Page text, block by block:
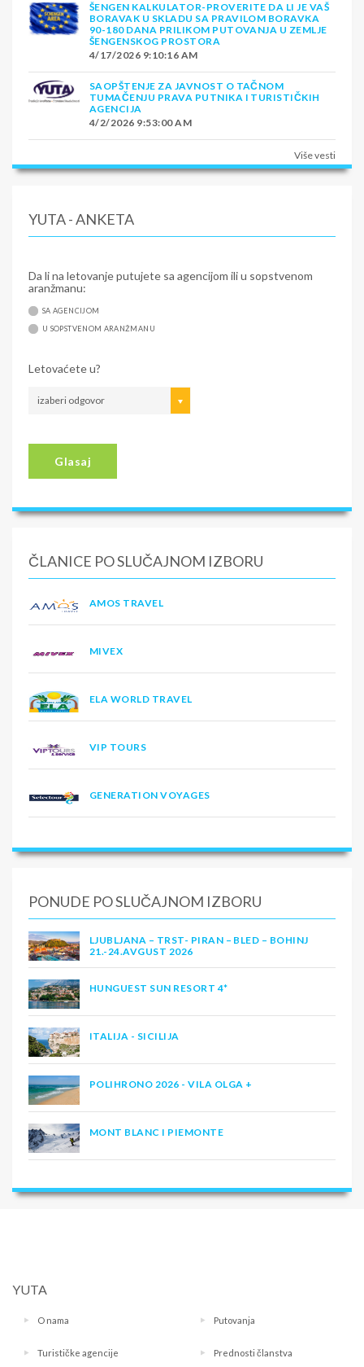
ŠENGEN KALKULATOR-PROVERITE DA LI JE VAŠ
BORAVAK U SKLADU SA PRAVILOM BORAVKA
90-180 DANA PRILIKOM PUTOVANJA U ZEMLJE
ŠENGENSKOG PROSTORA
4/17/2026 9:10:16 AM
SAOPŠTENJE ZA JAVNOST O TAČNOM
TUMAČENJU PRAVA PUTNIKA I TURISTIČKIH
AGENCIJA
4/2/2026 9:53:00 AM
Više vesti
YUTA - ANKETA
Da li na letovanje putujete sa agencijom ili u sopstvenom
aranžmanu:
SA AGENCIJOM
U SOPSTVENOM ARANŽMANU
Letovaćete u?
izaberi odgovor
Glasaj
ČLANICE PO SLUČAJNOM IZBORU
AMOS TRAVEL
MIVEX
ELA WORLD TRAVEL
VIP TOURS
GENERATION VOYAGES
PONUDE PO SLUČAJNOM IZBORU
LJUBLJANA – TRST- PIRAN – BLED – BOHINJ
21.-24.AVGUST 2026
HUNGUEST SUN RESORT 4*
ITALIJA - SICILIJA
POLIHRONO 2026 - VILA OLGA +
MONT BLANC I PIEMONTE
YUTA
O nama Putovanja
Turističke agencije Prednosti članstva